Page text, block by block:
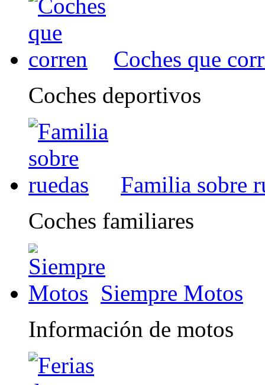
Coches que
Coches deportivos
Familia sobre
Coches familiares
Siempre Motos
Información de motos